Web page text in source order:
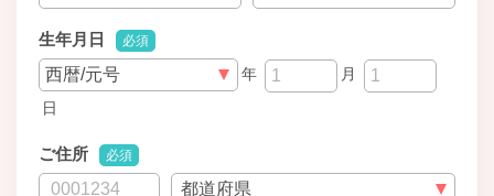
生年月日 必須
年
月
日
ご住所 必須